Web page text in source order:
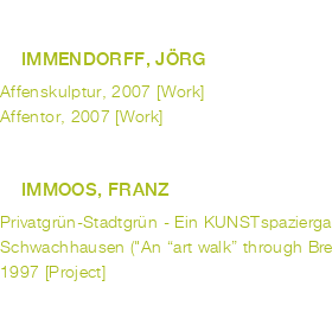
IMMENDORFF, JÖRG
Affenskulptur, 2007 [Work]
Affentor, 2007 [Work]
IMMOOS, FRANZ
Privatgrün-Stadtgrün - Ein
Schwachhausen ("An “art walk” through
1997 [Project]